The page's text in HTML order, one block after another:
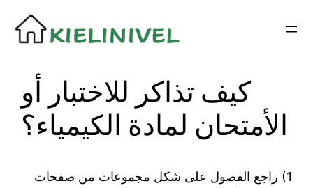
Siirry
sisältöön
كيف تذاكر للاختبار أو
الأمتحان لمادة الكيمياء؟
1) راجع الفصول على شكل مجموعات من صفحات